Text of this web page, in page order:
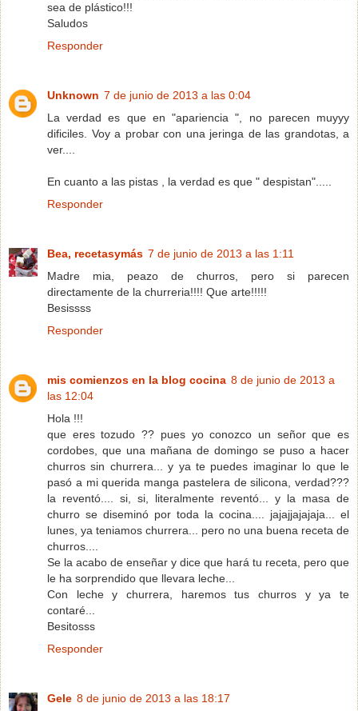
sea de plástico!!!
Saludos
Responder
Unknown 7 de junio de 2013 a las 0:04
La verdad es que en "apariencia ", no parecen muyyy
dificiles. Voy a probar con una jeringa de las grandotas, a
ver....
En cuanto a las pistas , la verdad es que " despistan".....
Responder
Bea, recetasymás 7 de junio de 2013 a las 1:11
Madre mia, peazo de churros, pero si parecen
directamente de la churreria!!!! Que arte!!!!!
Besissss
Responder
mis comienzos en la blog cocina 8 de junio de 2013 a
las 12:04
Hola !!!
que eres tozudo ?? pues yo conozco un señor que es
cordobes, que una mañana de domingo se puso a hacer
churros sin churrera... y ya te puedes imaginar lo que le
pasó a mi querida manga pastelera de silicona, verdad???
la reventó.... si, si, literalmente reventó... y la masa de
churro se diseminó por toda la cocina.... jajajjajajaja... el
lunes, ya teniamos churrera... pero no una buena receta de
churros....
Se la acabo de enseñar y dice que hará tu receta, pero que
le ha sorprendido que llevara leche...
Con leche y churrera, haremos tus churros y ya te
contaré...
Besitosss
Responder
Gele 8 de junio de 2013 a las 18:17